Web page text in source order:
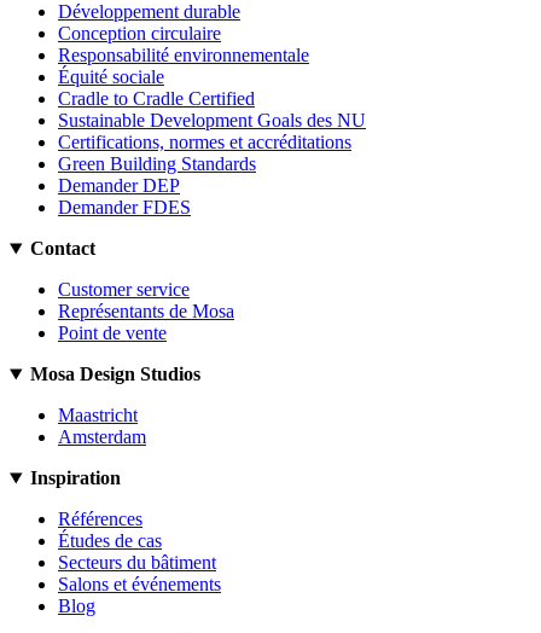
Développement durable
Conception circulaire
Responsabilité environnementale
Équité sociale
Cradle to Cradle Certified
Sustainable Development Goals des NU
Certifications, normes et accréditations
Green Building Standards
Demander DEP
Demander FDES
Contact
Customer service
Représentants de Mosa
Point de vente
Mosa Design Studios
Maastricht
Amsterdam
Inspiration
Références
Études de cas
Secteurs du bâtiment
Salons et événements
Blog